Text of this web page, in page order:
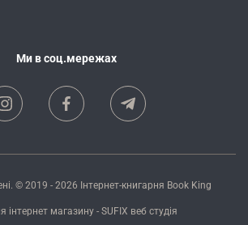
Ми в соц.мережах
© 2019 - 2026 Інтернет-книгарня Book King
інтернет магазину- SUFIX веб студія